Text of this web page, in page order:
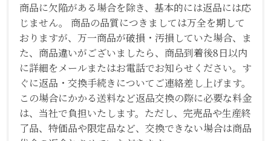
商品に欠陥がある場合を除き、基本的には返品には応
じません。 商品の品質につきましては万全を期して
おりますが、万一商品が破損・汚損していた場合、ま
た、商品違いがございましたら、商品到着後8日以内
に詳細をメールまたはお電話でお知らせください。す
ぐに返品・交換手続きについてご連絡差し上げます。
この場合にかかる送料など返品交換の際に必要な料金
は、当社で負担いたします。ただし、完売品や生産終
了品、特価品や限定品など、交換できない場合は商品